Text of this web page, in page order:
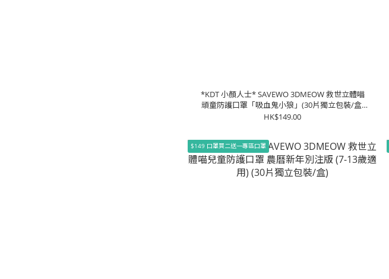
*KDT 小顏人士* SAVEWO 3DMEOW 救世立體喵
頑童防護口罩「吸血鬼小狼」(30片獨立包裝/盒)
(大童, 小顏人士適用)
HK$149.00
$149 口罩買二送一專區口罩